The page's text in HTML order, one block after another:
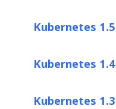
Kubernetes 1.5
Kubernetes 1.4
Kubernetes 1.3